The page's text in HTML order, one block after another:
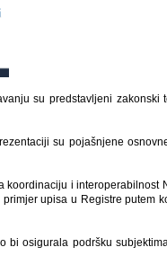
su predstavljeni
su pojašnjene
i
upisa u Registre
osigurala podršku